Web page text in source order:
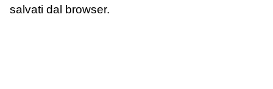
salvati dal browser.